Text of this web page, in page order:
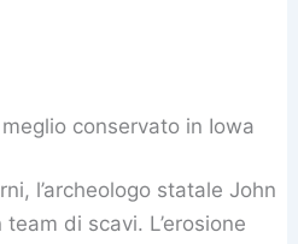
conservato in Iowa
l’archeologo statale John
di scavi. L’erosione